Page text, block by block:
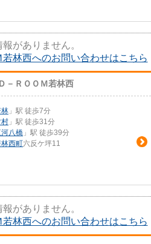
がありません。
林西へのお問い合わせはこちら
－ＲＯＯＭ若林西
」駅 徒歩7分
」駅 徒歩31分
八橋 」駅 徒歩39分
西町六反ケ坪11
がありません。
林西へのお問い合わせはこちら